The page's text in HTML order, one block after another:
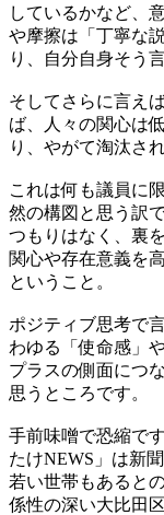
しているかなど、
や摩擦は「丁寧な
り、自分自身そう
そしてさらに言え
ば、人々の関心は
り、やがて淘汰され
これは何も議員に
然の構図と思う訳
つもりはなく、裏
関心や存在意義を
ということ。
ポジティブ思考で
わゆる「使命感」
プラスの側面につ
思うところです。
手前味噌で恐縮で
たけNEWS」は新
若い世帯もあると
係性の深い大比田